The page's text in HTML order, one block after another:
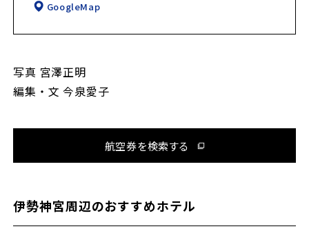
GoogleMap
写真 宮澤正明
編集・文 今泉愛子
航空券を検索する
伊勢神宮周辺のおすすめホテル